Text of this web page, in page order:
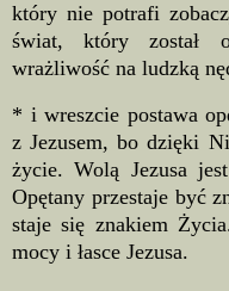
który nie potrafi
świat, który został
wrażliwość na ludzką
* i wreszcie postawa
z Jezusem, bo dzięki
życie. Wolą Jezusa
Opętany przestaje być
staje się znakiem
mocy i łasce Jezusa.